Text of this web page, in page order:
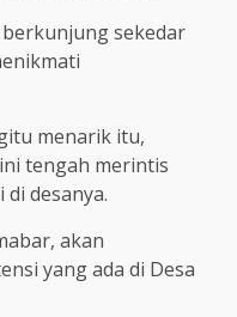
sekedar
menarik itu,
tengah merintis
desanya.
akan
yang ada di Desa